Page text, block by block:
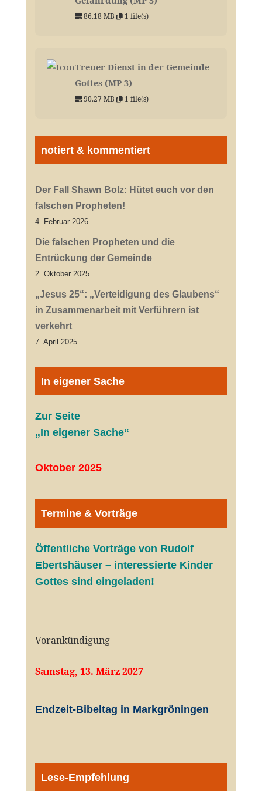
86.18 MB 1 file(s)
Treuer Dienst in der Gemeinde
Gottes (MP 3)
90.27 MB 1 file(s)
notiert & kommentiert
Der Fall Shawn Bolz: Hütet euch vor den
falschen Propheten!
4. Februar 2026
Die falschen Propheten und die
Entrückung der Gemeinde
2. Oktober 2025
„Jesus 25“: „Verteidigung des Glaubens“
in Zusammenarbeit mit Verführern ist
verkehrt
7. April 2025
In eigener Sache
Zur Seite
„In eigener Sache“
Oktober 2025
Termine & Vorträge
Öffentliche Vorträge von Rudolf
Ebertshäuser – interessierte Kinder
Gottes sind eingeladen!
Vorankündigung
Samstag, 13. März 2027
Endzeit-Bibeltag in Markgröningen
Lese-Empfehlung